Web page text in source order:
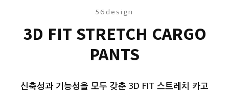
56design
3D FIT STRETCH CARGO
PANTS
신축성과 기능성을 모두 갖춘 3D FIT 스트레치 카고